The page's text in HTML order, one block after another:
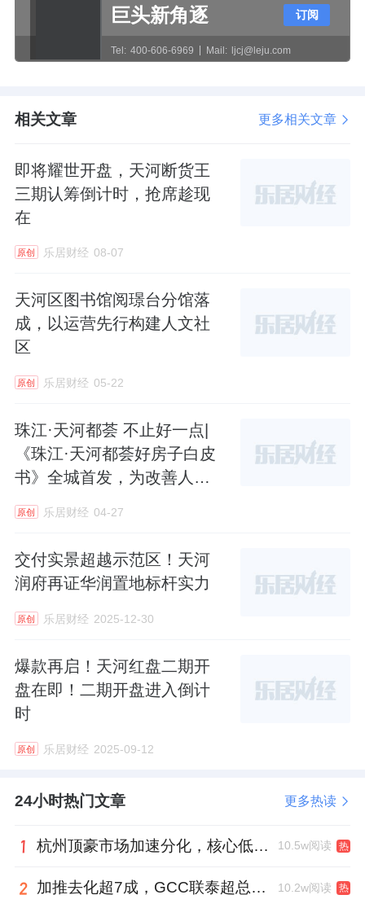
巨头新角逐
Tel: 400-606-6969 Mail: ljcj@leju.com
订阅
相关文章 更多相关文章
即将耀世开盘，天河断货王
三期认筹倒计时，抢席趁现
在
原创 乐居财经 08-07
天河区图书馆阅璟台分馆落
成，以运营先行构建人文社
区
原创 乐居财经 05-22
珠江·天河都荟 不止好一点|
《珠江·天河都荟好房子白皮
书》全城首发，为改善人居
提供"珠实方案"
原创 乐居财经 04-27
交付实景超越示范区！天河
润府再证华润置地标杆实力
原创 乐居财经 2025-12-30
爆款再启！天河红盘二期开
盘在即！二期开盘进入倒计
时
原创 乐居财经 2025-09-12
24小时热门文章 更多热读
杭州顶豪市场加速分化，核心低密资产迎来价值兑现 10.5w阅读 热
加推去化超7成，GCC联泰超总湾再次引爆深圳顶豪市场认购热潮 10.2w阅读 热